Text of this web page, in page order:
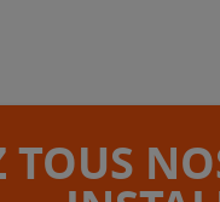
TOUS